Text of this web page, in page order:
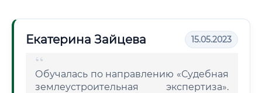
Екатерина Зайцева 15.05.2023
Обучалась по направлению «Судебная
землеустроительная экспертиза».